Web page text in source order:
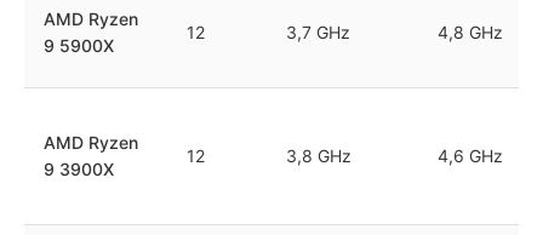
AMD Ryzen
9 5900X
12 3,7 GHz 4,8 GHz
AMD Ryzen
9 3900X
12 3,8 GHz 4,6 GHz